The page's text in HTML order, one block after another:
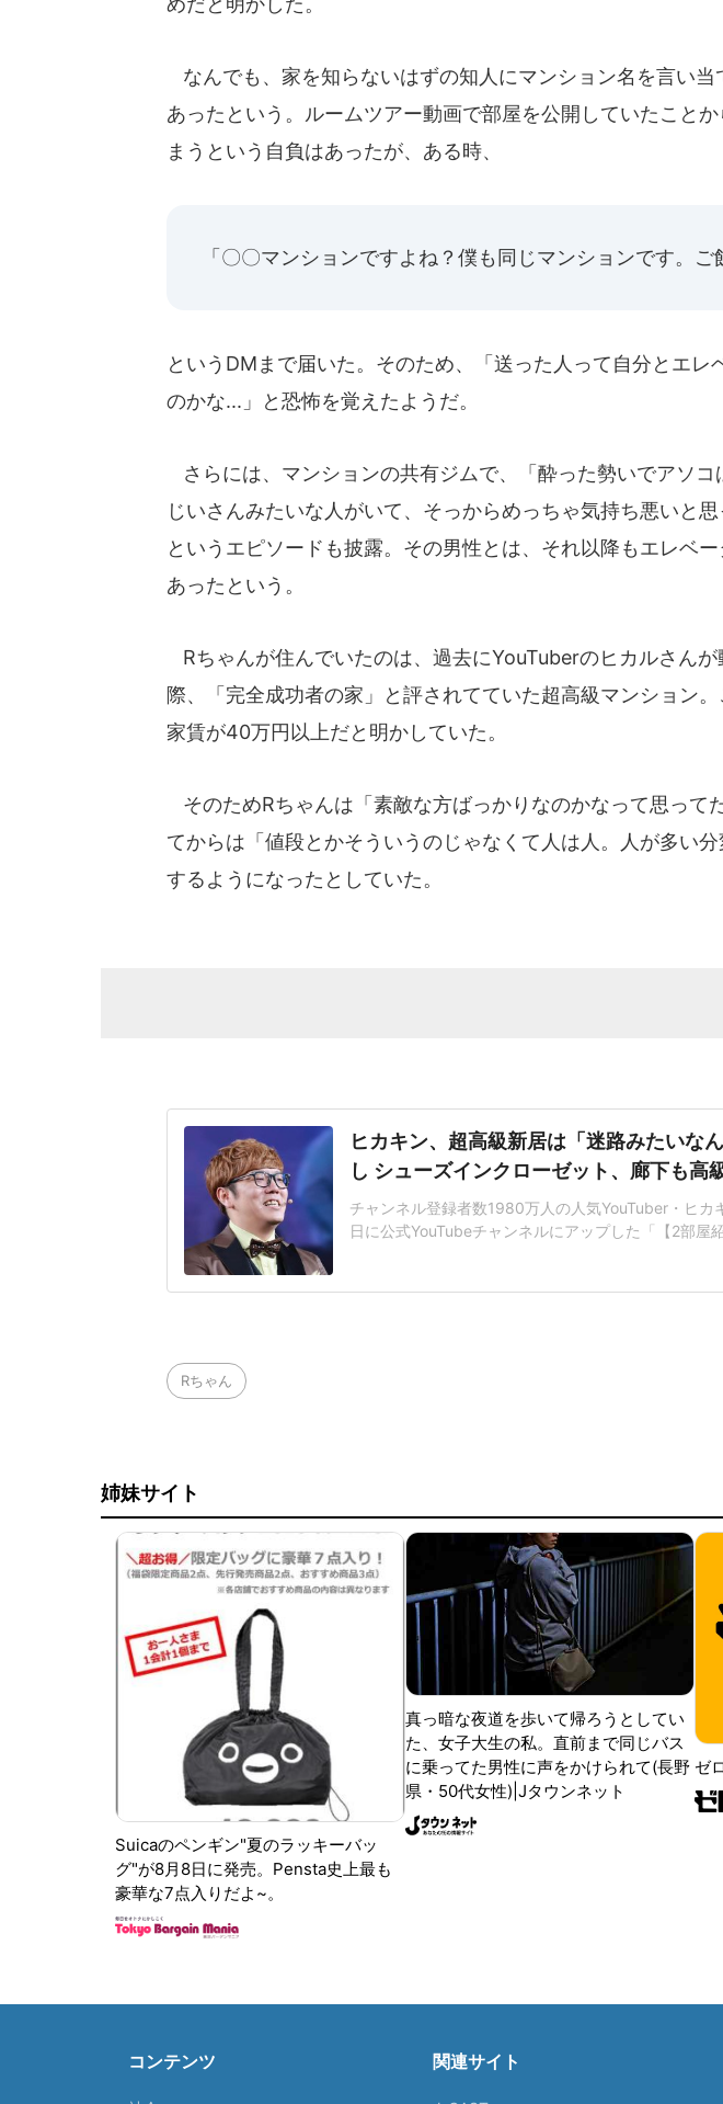
なんでも、家を知らないはずの知人にマンション名を言い当
あったという。ルームツアー動画で部屋を公開していたこと
まうという自負はあったが、ある時、
「〇〇マンションですよね？僕も同じマンションです。ご
というDMまで届いた。そのため、「送った人って自分とエレ
のかな...」と恐怖を覚えたようだ。
さらには、マンションの共有ジムで、「酔った勢いでアソコ
じいさんみたいな人がいて、そっからめっちゃ気持ち悪いと思
というエピソードも披露。その男性とは、それ以降もエレベ
あったという。
Rちゃんが住んでいたのは、過去にYouTuberのヒカルさん
際、「完全成功者の家」と評されてていた超高級マンション。
家賃が40万円以上だと明かしていた。
そのためRちゃんは「素敵な方ばっかりなのかなって思って
てからは「値段とかそういうのじゃなくて人は人。人が多い
するようになったとしていた。
ヒカキン、超高級新居は「迷路みたいな
し シューズインクローゼット、廊下も高
チャンネル登録者数1980万人の人気YouTuber・ヒ
日に公式YouTubeチャンネルにアップした「【2部屋
アー2026【8年ぶりの引っ越し】」で、引っ越しした
全貌が明かされた。「家族のため」に引っ越しを決
Rちゃん
姉妹サイト
Suicaのペンギン"夏のラッキーバッ
グ"が8月8日に発売。Pensta史上最も
豪華な7点入りだよ~。
真っ暗な夜道を歩いて帰ろうとしてい
た、女子大生の私。直前まで同じバス
に乗ってた男性に声をかけられて(長野
県・50代女性)|Jタウンネット
ゼ
コンテンツ 関連サイト